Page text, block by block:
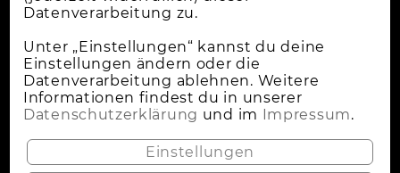
Apple Deals
Cybermonday
News
Wann Ist Black Friday?
Datenverarbeitung zu.
Unter „Einstellungen“ kannst du deine
Einstellungen ändern oder die
Datenverarbeitung ablehnen. Weitere
Informationen findest du in unserer
Datenschutzerklärung und im Impressum.
Einstellungen